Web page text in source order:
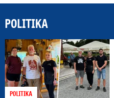
POLITIKA
POLITIKA